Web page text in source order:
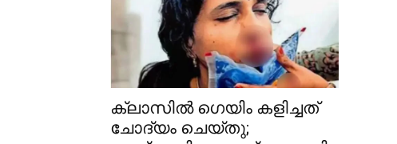
ക്ലാസില്‍ ഗെയിം കളിച്ചത്
ചോദ്യം ചെയ്‌തു;